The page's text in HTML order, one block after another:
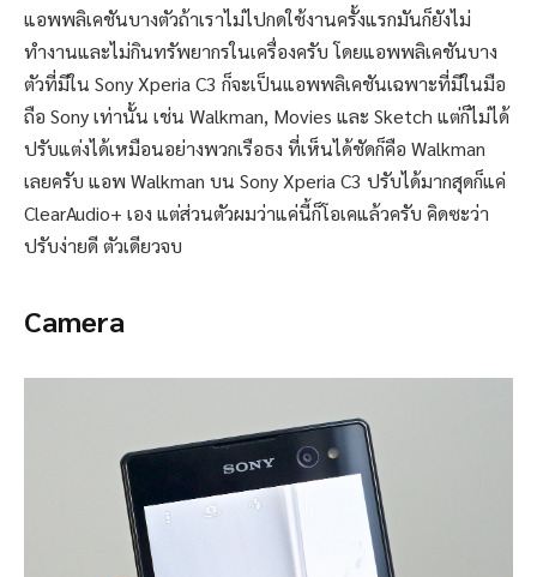
แอพพลิเคชันบางตัวถ้าเราไม่ไปกดใช้งานครั้งแรกมันก็ยังไม่
ทำงานและไม่กินทรัพยากรในเครื่องครับ โดยแอพพลิเคชันบาง
ตัวที่มีใน Sony Xperia C3 ก็จะเป็นแอพพลิเคชันเฉพาะที่มีในมือ
ถือ Sony เท่านั้น เช่น Walkman, Movies และ Sketch แต่ก็ไม่ได้
ปรับแต่งได้เหมือนอย่างพวกเรือธง ที่เห็นได้ชัดก็คือ Walkman
เลยครับ แอพ Walkman บน Sony Xperia C3 ปรับได้มากสุดก็แค่
ClearAudio+ เอง แต่ส่วนตัวผมว่าแค่นี้ก็โอเคแล้วครับ คิดซะว่า
ปรับง่ายดี ตัวเดียวจบ
Camera